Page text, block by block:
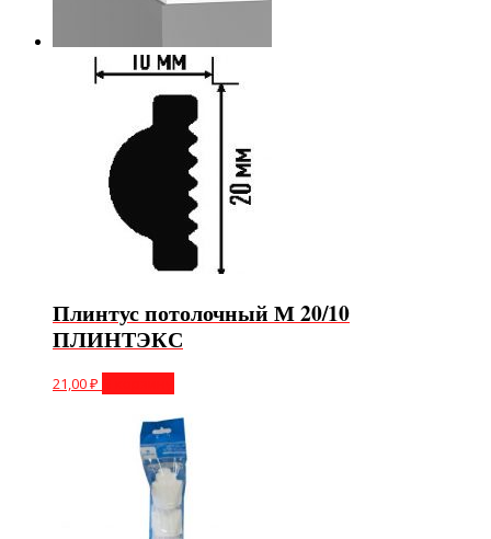
Плинтус потолочный М 20/10
ПЛИНТЭКС
21,00₽